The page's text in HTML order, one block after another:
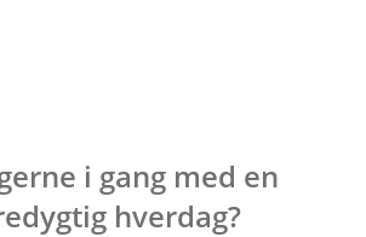
i gang med en
hverdag?